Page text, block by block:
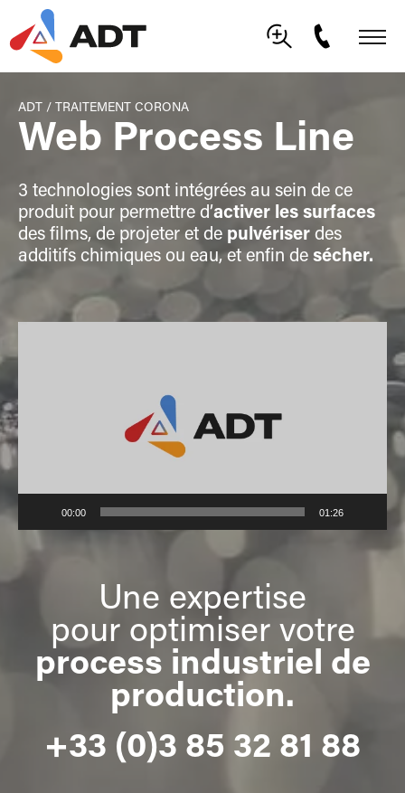
ADT / TRAITEMENT CORONA
Web Process Line
3 technologies sont intégrées au sein de ce
produit pour permettre d’activer les surfaces
des films, de projeter et de pulvériser des
additifs chimiques ou eau, et enfin de sécher.
00:00 01:26
Une expertise
pour optimiser votre
process industriel de
production.
+33 (0)3 85 32 81 88